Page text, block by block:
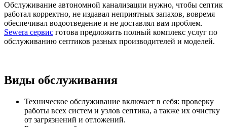
Обслуживание автономной канализации нужно, чтобы септик
работал корректно, не издавал неприятных запахов, вовремя
обеспечивал водоотведение и не доставлял вам проблем.
Sewera сервис готова предложить полный комплекс услуг по
обслуживанию септиков разных производителей и моделей.
Виды обслуживания
Техническое обслуживание включает в себя: проверку
работы всех систем и узлов септика, а также их очистку
от загрязнений и отложений.